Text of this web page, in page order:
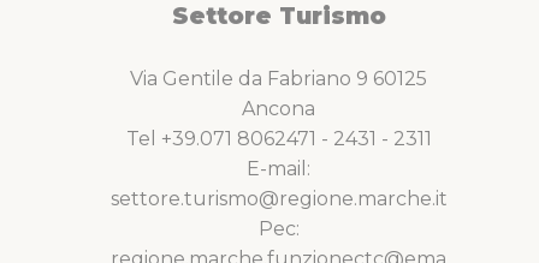
Settore Turismo
Via Gentile da Fabriano 9 60125
Ancona
Tel +39.071 8062471 - 2431 - 2311
E-mail:
settore.turismo@regione.marche.it
Pec: